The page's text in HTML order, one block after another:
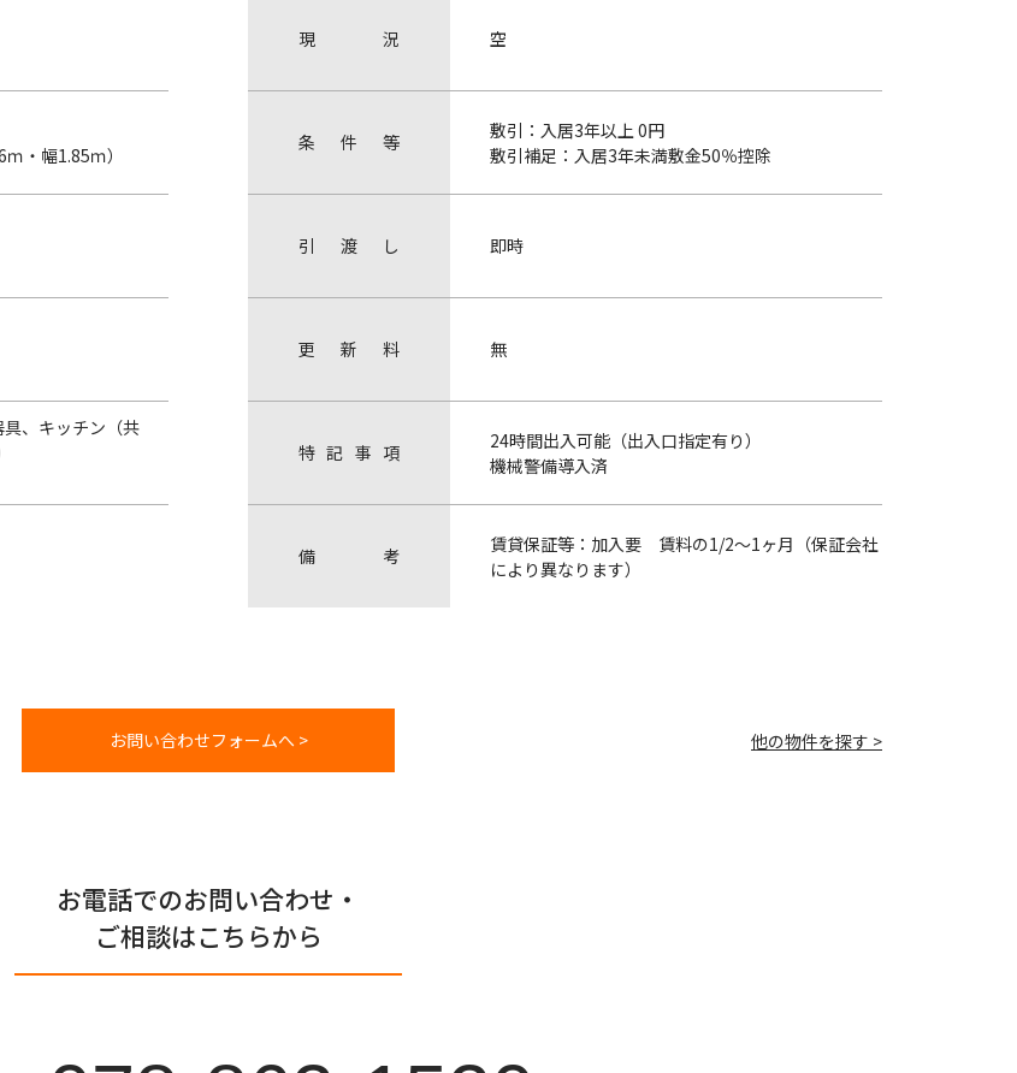
・幅1.85ｍ）
、キッチン（共
現 況 空
条 件 等
敷引：入居3年以上 0円
敷引補足：入居3年未満敷金50％控除
引 渡 し 即時
更 新 料 無
特 記 事 項
24時間出入可能（出入口指定有り）
機械警備導入済
備 考
賃貸保証等：加入要 賃料の1/2～1ヶ月（保証会社
により異なります）
お問い合わせフォームへ > 他の物件を探す >
お電話でのお問い合わせ・
ご相談はこちらから